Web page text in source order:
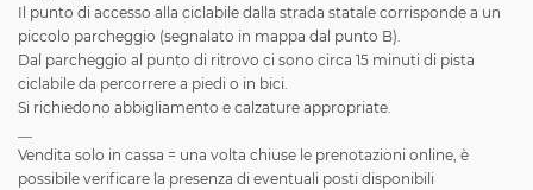
Il punto di accesso alla ciclabile dalla strada statale corrisponde a un
piccolo parcheggio (segnalato in mappa dal punto B).
Dal parcheggio al punto di ritrovo ci sono circa 15 minuti di pista
ciclabile da percorrere a piedi o in bici.
Si richiedono abbigliamento e calzature appropriate.
Vendita solo in cassa = una volta chiuse le prenotazioni online, è
possibile verificare la presenza di eventuali posti disponibili